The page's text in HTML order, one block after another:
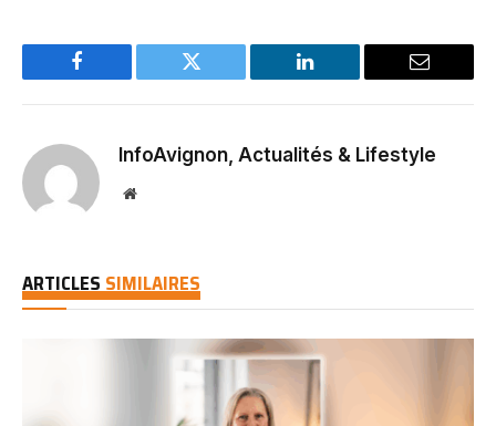
Facebook Twitter LinkedIn Email
InfoAvignon, Actualités & Lifestyle
Website
ARTICLES SIMILAIRES